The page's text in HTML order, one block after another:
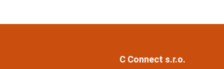
C Connect s.r.o.